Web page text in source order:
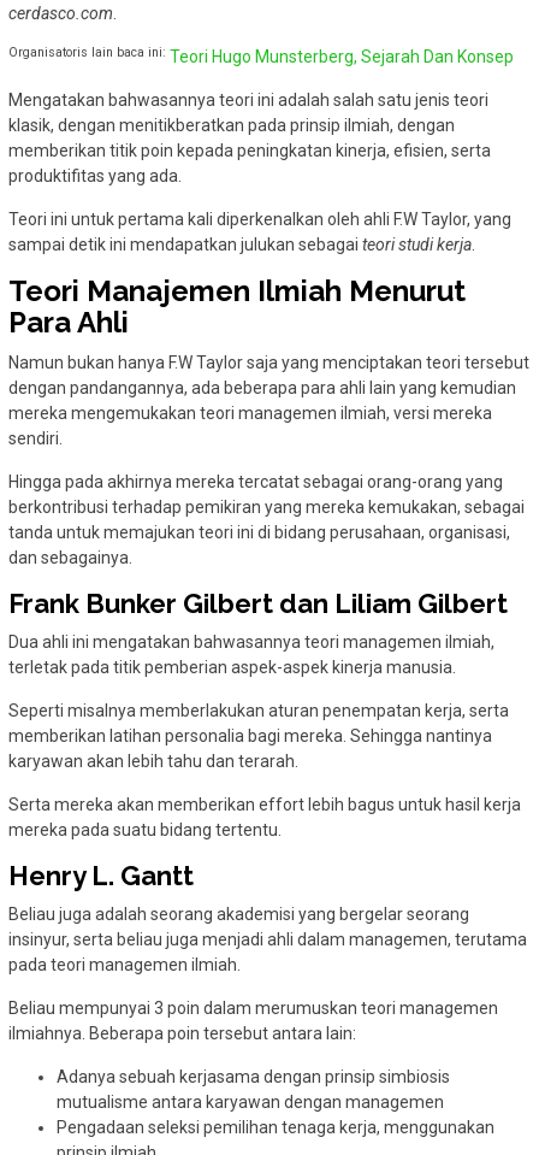
cerdasco.com
Organisatoris lain baca ini: Teori Hugo Munsterberg, Sejarah Dan Konsep
Mengatakan bahwasannya teori ini adalah salah satu jenis teori
klasik, dengan menitikberatkan pada prinsip ilmiah, dengan
memberikan titik poin kepada peningkatan kinerja, efisien, serta
produktifitas yang ada.
Teori ini untuk pertama kali diperkenalkan oleh ahli F.W Taylor, yang
sampai detik ini mendapatkan julukan sebagai teori studi kerja
Teori Manajemen Ilmiah Menurut
Para Ahli
Namun bukan hanya F.W Taylor saja yang menciptakan teori tersebut
dengan pandangannya, ada beberapa para ahli lain yang kemudian
mereka mengemukakan teori managemen ilmiah, versi mereka
sendiri.
Hingga pada akhirnya mereka tercatat sebagai orang-orang yang
berkontribusi terhadap pemikiran yang mereka kemukakan, sebagai
tanda untuk memajukan teori ini di bidang perusahaan, organisasi,
dan sebagainya.
Frank Bunker Gilbert dan Liliam Gilbert
Dua ahli ini mengatakan bahwasannya teori managemen ilmiah,
terletak pada titik pemberian aspek-aspek kinerja manusia.
Seperti misalnya memberlakukan aturan penempatan kerja, serta
memberikan latihan personalia bagi mereka. Sehingga nantinya
karyawan akan lebih tahu dan terarah.
Serta mereka akan memberikan effort lebih bagus untuk hasil kerja
mereka pada suatu bidang tertentu.
Henry L. Gantt
Beliau juga adalah seorang akademisi yang bergelar seorang
insinyur, serta beliau juga menjadi ahli dalam managemen, terutama
pada teori managemen ilmiah.
Beliau mempunyai 3 poin dalam merumuskan teori managemen
ilmiahnya. Beberapa poin tersebut antara lain:
Adanya sebuah kerjasama dengan prinsip simbiosis
mutualisme antara karyawan dengan managemen
Pengadaan seleksi pemilihan tenaga kerja, menggunakan